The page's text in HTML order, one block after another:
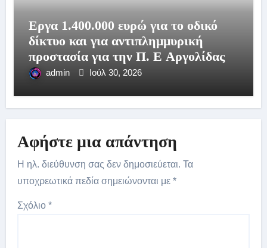
Εργα 1.400.000 ευρώ για το οδικό
δίκτυο και για αντιπλημμυρική
προστασία για την Π. Ε Αργολίδας
admin Ιούλ 30, 2026
Αφήστε μια απάντηση
Η ηλ. διεύθυνση σας δεν δημοσιεύεται. Τα
υποχρεωτικά πεδία σημειώνονται με*
Σχόλιο*